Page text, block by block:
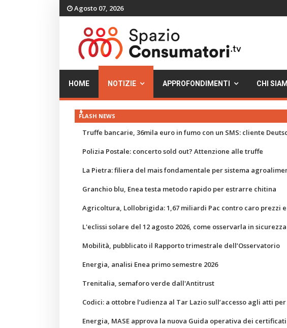
Agosto 07, 2026
HOME NOTIZIE APPROFONDIMENTI CHI
FLASH NEWS
Truffe bancarie, 36mila euro in fumo con un SMS: cliente
Polizia Postale: concerto sold out? Attenzione alle truffe
La Pietra: filiera del mais fondamentale per sistema
Granchio blu, Enea testa metodo rapido per estrarre chitina
Agricoltura, Lollobrigida: 1,67 miliardi Pac contro caro prezzi
L'eclissi solare del 12 agosto 2026, come osservarla in sicurezza
Mobilità, pubblicato il Rapporto trimestrale dell’Osservatorio
Energia, analisi Enea primo semestre 2026
Trenitalia, semaforo verde dall'Antitrust
Codici: a ottobre l’udienza al Tar Lazio sull’accesso agli atti
Energia, MASE approva la nuova Guida operativa dei